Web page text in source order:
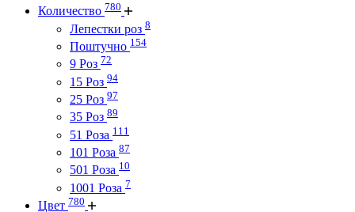
Количество 780
Лепестки роз 8
Поштучно 154
9 Роз 72
15 Роз 94
25 Роз 97
35 Роз 89
51 Роза 111
101 Роза 87
501 Роза 10
1001 Роза 7
Цвет 780